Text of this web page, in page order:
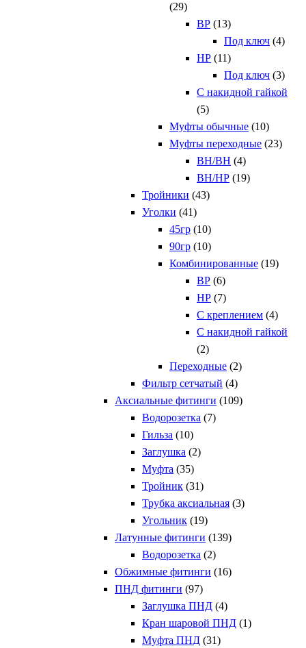
(29)
ВР (13)
Под ключ (4)
НР (11)
Под ключ (3)
С накидной гайкой
(5)
Муфты обычные (10)
Муфты переходные (23)
ВН/ВН (4)
ВН/НР (19)
Тройники (43)
Уголки (41)
45гр (10)
90гр (10)
Комбинированные (19)
ВР (6)
НР (7)
С креплением (4)
С накидной гайкой
(2)
Переходные (2)
Фильтр сетчатый (4)
Аксиальные фитинги (109)
Водорозетка (7)
Гильза (10)
Заглушка (2)
Муфта (35)
Тройник (31)
Трубка аксиальная (3)
Угольник (19)
Латунные фитинги (139)
Водорозетка (2)
Обжимные фитинги (16)
ПНД фитинги (97)
Заглушка ПНД (4)
Кран шаровой ПНД (1)
Муфта ПНД (31)